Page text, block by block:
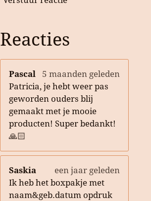
Reacties
Pascal
5 maanden geleden
Patricia, je hebt weer pas
geworden ouders blij
gemaakt met je mooie
producten! Super bedankt!
🙏🏻
Saskia
een jaar geleden
Ik heb het boxpakje met
naam&geb.datum opdruk